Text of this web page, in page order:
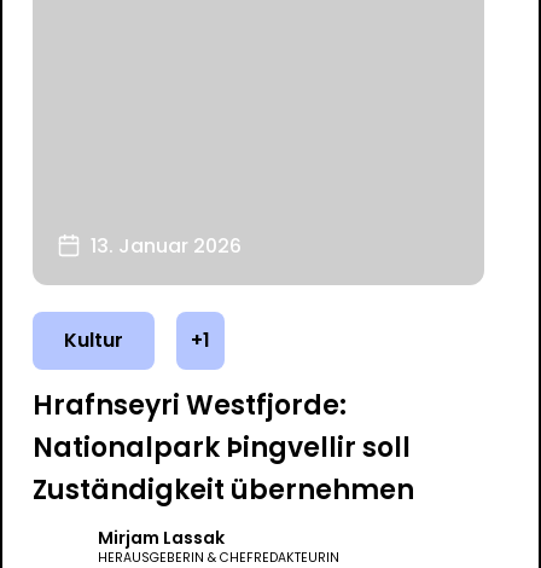
13. Januar 2026
Kultur +1
Hrafnseyri Westfjorde:
Nationalpark Þingvellir soll
Zuständigkeit übernehmen
Mirjam Lassak
HERAUSGEBERIN & CHEFREDAKTEURIN